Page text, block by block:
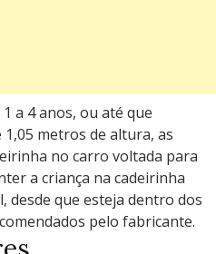
a 4 anos, ou até que
metros de altura, as
no carro voltada para
a criança na cadeirinha
desde que esteja dentro dos
pelo fabricante.